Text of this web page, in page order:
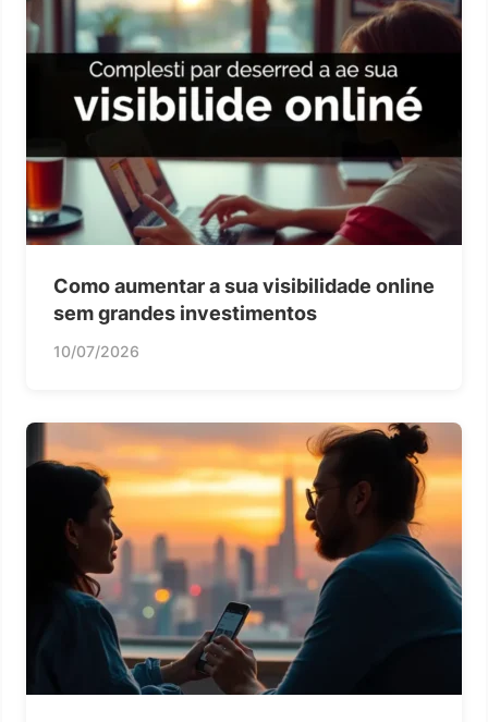
Como aumentar a sua visibilidade online
sem grandes investimentos
10/07/2026